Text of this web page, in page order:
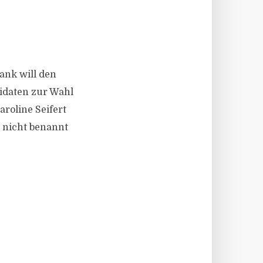
will den
zur Wahl
Seifert
nicht benannt